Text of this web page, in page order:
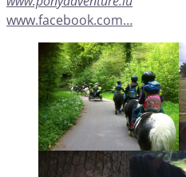
www.facebook.com…